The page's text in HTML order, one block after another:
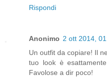
Rispondi
Anonimo 2 ott 2014,
Un outfit da copiare! Il
tuo look è
Favolose a dir poco!